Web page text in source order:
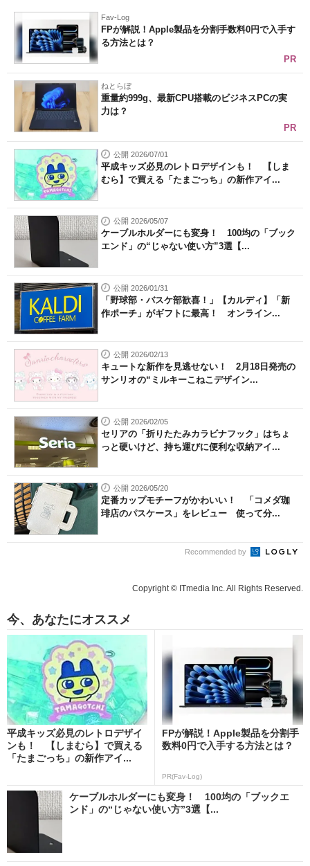
Fav-Log
FPが解説！Apple製品を分割手数料0円で入手す
る方法とは？
PR
ねとらぼ
重量約999g、最新CPU搭載のビジネスPCの実
力は？
PR
公開 2026/07/01
平成キッズ必見のレトロデザインも！ 【しま
むら】で買える「たまごっち」の新作アイ...
公開 2026/05/07
ケーブルホルダーにも変身！ 100均の「ブック
エンド」の“じゃない使い方”3選【...
公開 2026/01/31
「野球部・バスケ部歓喜！」【カルディ】「新
作ポーチ」がギフトに最高！ オンライン...
公開 2026/02/13
キュートな新作を見逃せない！ 2月18日発売の
サンリオの“ミルキーこねこデザイン...
公開 2026/02/05
セリアの「折りたたみカラビナフック」はちょ
っと硬いけど、持ち運びに便利な収納アイ...
公開 2026/05/20
定番カップモチーフがかわいい！ 「コメダ珈
琲店のパスケース」をレビュー 使って分...
Recommended by
Copyright © ITmedia Inc. All Rights Reserved.
今、あなたにオススメ
平成キッズ必見のレトロデザイ
ンも！ 【しまむら】で買える
「たまごっち」の新作アイ...
FPが解説！Apple製品を分割手
数料0円で入手する方法とは？
PR(Fav-Log)
ケーブルホルダーにも変身！ 100均の「ブックエ
ンド」の“じゃない使い方”3選【...